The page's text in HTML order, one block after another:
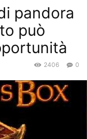
pandora
può
0
2406